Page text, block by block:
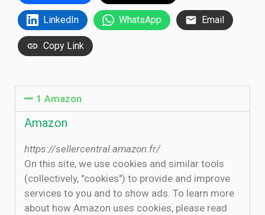
LinkedIn WhatsApp Email
Copy Link
1 Amazon
Amazon
https://sellercentral.amazon.fr/
On this site, we use cookies and similar tools
(collectively, "cookies") to provide and improve
services to you and to show ads. To learn more
about how Amazon uses cookies, please read